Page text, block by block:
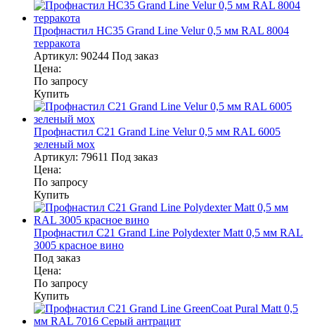
Профнастил НС35 Grand Line Velur 0,5 мм RAL 8004
терракота
Артикул: 90244 Под заказ
Цена:
По запросу
Купить
Профнастил С21 Grand Line Velur 0,5 мм RAL 6005
зеленый мох
Артикул: 79611 Под заказ
Цена:
По запросу
Купить
Профнастил С21 Grand Line Polydexter Matt 0,5 мм RAL
3005 красное вино
Под заказ
Цена:
По запросу
Купить